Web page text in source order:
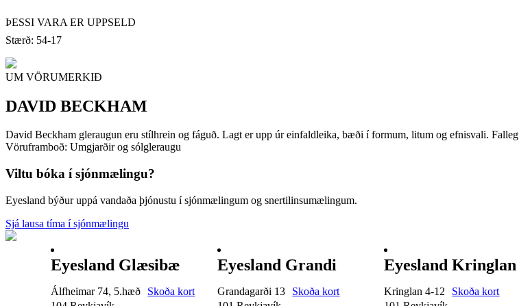
ÞESSI VARA ER UPPSELD
Stærð: 54-17
UM VÖRUMERKIÐ
DAVID BECKHAM
David Beckham gleraugun eru stílhrein og fáguð. Lagt er upp úr einfaldleika, bæði í formum, litum og efnisvali.
Vöruframboð: Umgjarðir og sólgleraugu
Viltu bóka í sjónmælingu?
Eyesland býður uppá vandaða þjónustu í sjónmælingum og snertilinsumælingum.
Sjá lausa tíma í sjónmælingu
Eyesland Glæsibæ
Álfheimar 74, 5.hæð
Skoða kort
Eyesland Grandi
Grandagarði 13
Skoða kort
Eyesland Kringlan
Kringlan 4-12
Skoða kort